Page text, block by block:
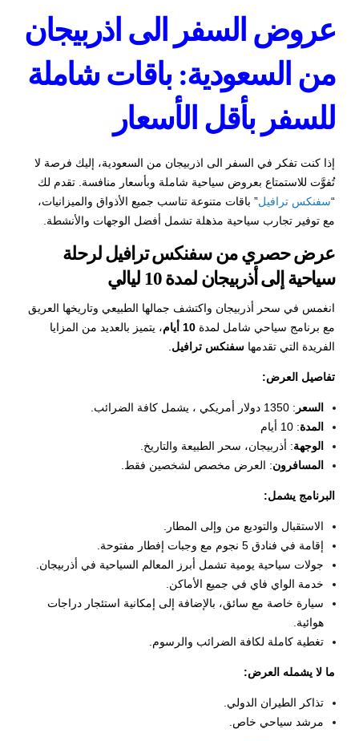
عروض السفر الى اذربيجان
من السعودية: باقات شاملة
للسفر بأقل الأسعار
إذا كنت تفكر في السفر الى اذربيجان من السعودية، إليك فرصة لا
تُفوَّت للاستمتاع بعروض سياحية شاملة وبأسعار منافسة. تقدم لك
“سفنكس ترافيل” باقات متنوعة تناسب جميع الأذواق والميزانيات،
مع توفير تجارب سياحية مذهلة تشمل أفضل الوجهات والأنشطة.
عرض حصري من سفنكس ترافيل لرحلة
سياحية إلى أذربيجان لمدة 10 ليالي
انغمس في سحر أذربيجان واكتشف جمالها الطبيعي وتاريخها العريق
مع برنامج سياحي شامل لمدة 10 أيام
، يتميز بالعديد من المزايا
الفريدة التي تقدمها سفنكس ترافيل.
تفاصيل العرض:
السعر : 1350 دولار أمريكي ، يشمل كافة الضرائب.
المدة: 10 أيام
الوجهة: أذربيجان، سحر الطبيعة والتاريخ.
المسافرون: العرض مخصص لشخصين فقط.
البرنامج يشمل:
الاستقبال والتوديع من وإلى المطار.
إقامة في فنادق 5 نجوم مع وجبات إفطار مفتوحة.
جولات سياحية يومية تشمل أبرز المعالم السياحية في أذربيجان.
خدمة الواي فاي في جميع الأماكن.
سيارة خاصة مع سائق، بالإضافة إلى إمكانية استئجار دراجات
هوائية.
تغطية كاملة لكافة الضرائب والرسوم.
ما لا يشمله العرض:
تذاكر الطيران الدولي.
مرشد سياحي خاص.